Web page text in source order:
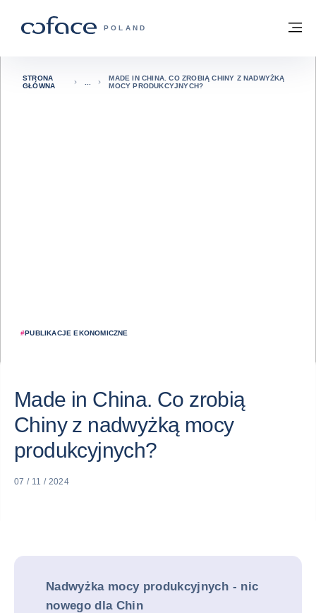
COFACE FOR TRADE - STRONA
POLAND
Powrót do strony głównej
#PUBLIKACJE EKONOMICZNE
STRONA
GŁÓWNA
MADE IN CHINA. CO ZROBIĄ CHINY Z NADWYŻKĄ
MOCY PRODUKCYJNYCH?
Made in China. Co zrobią
Chiny z nadwyżką mocy
produkcyjnych?
07 / 11 / 2024
Nadwyżka mocy produkcyjnych - nic
nowego dla Chin